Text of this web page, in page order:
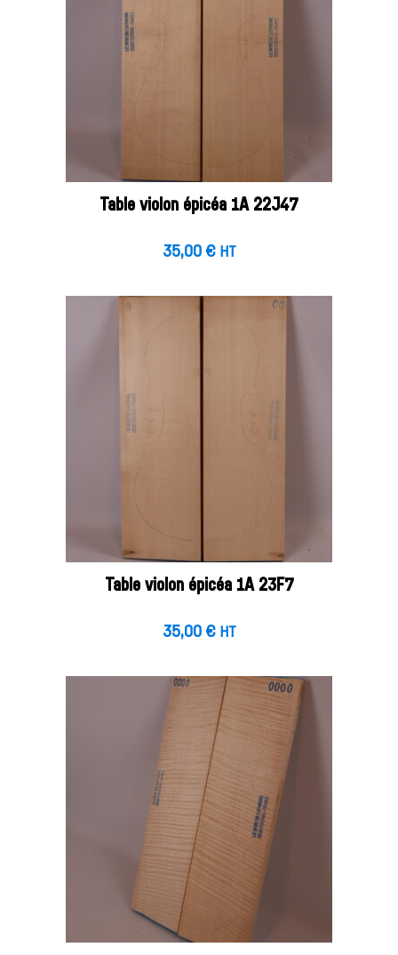
Table violon épicéa 1A 22J47
35,00 € HT
Table violon épicéa 1A 23F7
35,00 € HT